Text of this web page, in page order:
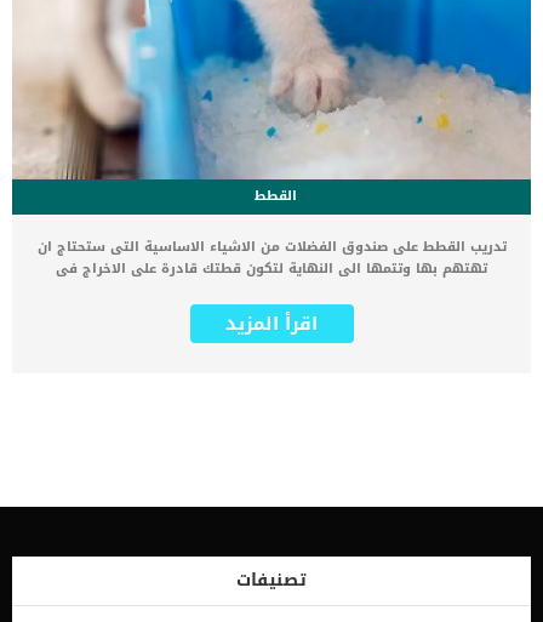
القطط
تدريب القطط على صندوق الفضلات من الاشياء الاساسية التى ستحتاج ان
تهتهم بها وتتمها الى النهاية لتكون قطتك قادرة على الاخراج فى
الأليف حول المنزل ليقوم بالاخراج, لكن هذا الامر شائع اكثر بين الكلاب.
ان القطة المدربة جيدا على استخدام صندوق الفضلات تكون مريحة
لانه اصغر من حجمها. اذا كنت تمتلك اكثر من قطة فيجب ان تحضر لهم
الفحص الطبى الدورى على القطط ضرورة الاهتمام بصندوق الفضلات
هناك بعض صناديق الفضلات تقوم بتنظيف نفسها اوتوماتيكيا. عليك ان
تقوم بتنظيف صندوق الفضلات بشكل يومى حتى لا تتسبب الفضلات
اقرأ المزيد
تصنيفات